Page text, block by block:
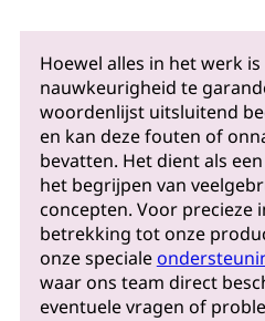
Hoewel alles in het werk
nauwkeurigheid te
woordenlijst uitsluitend
en kan deze fouten of
bevatten. Het dient als
het begrijpen van
concepten. Voor
betrekking tot onze
onze speciale
waar ons team direct
eventuele vragen of